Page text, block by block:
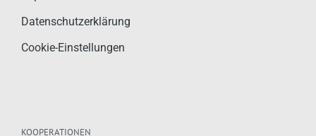
Datenschutzerklärung
Cookie-Einstellungen
KOOPERATIONEN